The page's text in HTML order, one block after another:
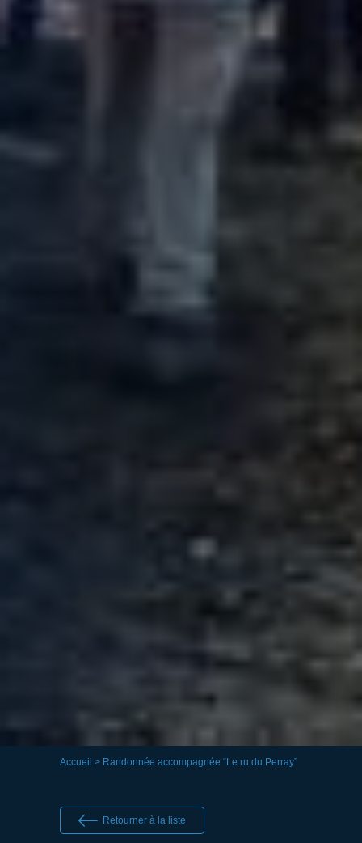
Accueil > Randonnée accompagnée “Le ru du Perray”
Retourner à la liste